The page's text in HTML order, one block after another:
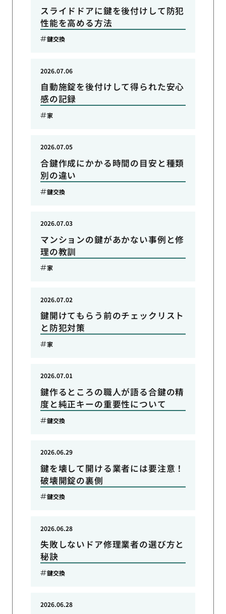
スライドドアに鍵を後付けして防犯
性能を高める方法
鍵交換
自動施錠を後付けして得られた安心
感の記録
2026.07.06
家
合鍵作成にかかる時間の目安と種類
別の違い
2026.07.05
鍵交換
マンションの鍵があかない事例と修
理の教訓
2026.07.03
家
鍵開けてもらう前のチェックリスト
と防犯対策
2026.07.02
家
鍵作るところの職人が語る合鍵の精
度と純正キーの重要性について
2026.07.01
鍵交換
鍵を壊して開ける業者には要注意！
破壊開錠の裏側
2026.06.29
鍵交換
失敗しないドア修理業者の選び方と
秘訣
2026.06.28
鍵交換
2026.06.28